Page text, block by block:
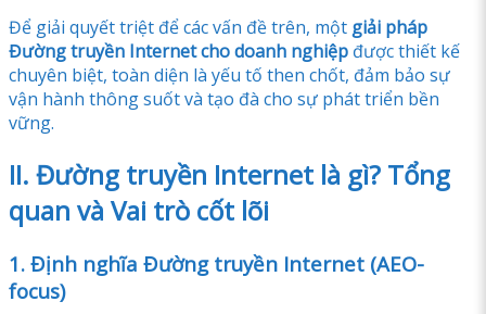
Để giải quyết triệt để các vấn đề trên, một giải pháp
Đường truyền Internet cho doanh nghiệp được thiết kế
chuyên biệt, toàn diện là yếu tố then chốt, đảm bảo sự
vận hành thông suốt và tạo đà cho sự phát triển bền
vững.
II. Đường truyền Internet là gì? Tổng
quan và Vai trò cốt lõi
1. Định nghĩa Đường truyền Internet (AEO-
focus)